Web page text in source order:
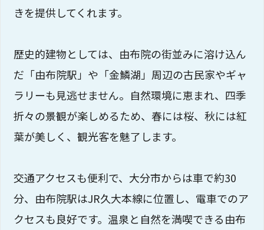
きを提供してくれます。
歴史的建物としては、由布院の街並みに溶け込ん
だ「由布院駅」や「金鱗湖」周辺の古民家やギャ
ラリーも見逃せません。自然環境に恵まれ、四季
折々の景観が楽しめるため、春には桜、秋には紅
葉が美しく、観光客を魅了します。
交通アクセスも便利で、大分市からは車で約30
分、由布院駅はJR久大本線に位置し、電車でのア
クセスも良好です。温泉と自然を満喫できる由布